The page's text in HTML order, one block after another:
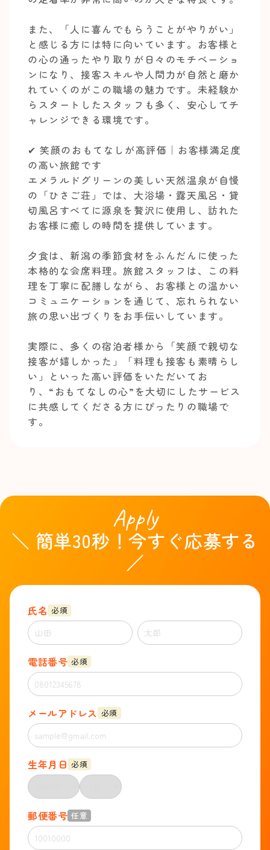
また、「人に喜んでもらうことがやりがい」
と感じる方には特に向いています。お客様と
の心の通ったやり取りが日々のモチベーショ
ンになり、接客スキルや人間力が自然と磨か
れていくのがこの職場の魅力です。未経験か
らスタートしたスタッフも多く、安心してチ
ャレンジできる環境です。
✔︎ 笑顔のおもてなしが高評価｜お客様満足度
の高い旅館です
エメラルドグリーンの美しい天然温泉が自慢
の「ひさご荘」では、大浴場・露天風呂・貸
切風呂すべてに源泉を贅沢に使用し、訪れた
お客様に癒しの時間を提供しています。
夕食は、新潟の季節食材をふんだんに使った
本格的な会席料理。旅館スタッフは、この料
理を丁寧に配膳しながら、お客様との温かい
コミュニケーションを通じて、忘れられない
旅の思い出づくりをお手伝いしています。
実際に、多くの宿泊者様から「笑顔で親切な
接客が嬉しかった」「料理も接客も素晴らし
い」といった高い評価をいただいてお
り、“おもてなしの心”を大切にしたサービス
に共感してくださる方にぴったりの職場で
す。
Apply
＼ 簡単30秒！今すぐ応募する
／
氏名 必須
電話番号 必須
メールアドレス 必須
生年月日 必須
郵便番号 任意